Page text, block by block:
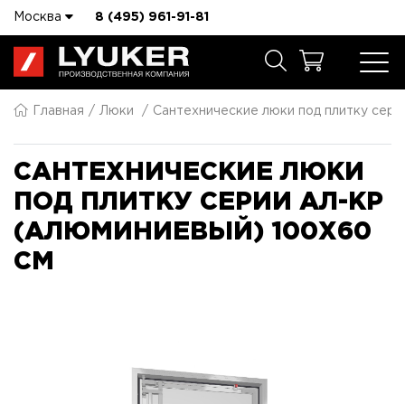
Москва 8 (495) 961-91-81
Главная Люки Сантехнические люки под плитку
САНТЕХНИЧЕСКИЕ ЛЮКИ
ПОД ПЛИТКУ СЕРИИ АЛ-КР
(АЛЮМИНИЕВЫЙ) 100X60
СМ